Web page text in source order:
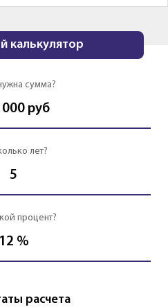
калькулятор
сумма?
руб
лет?
5
процент?
12 %
расчета